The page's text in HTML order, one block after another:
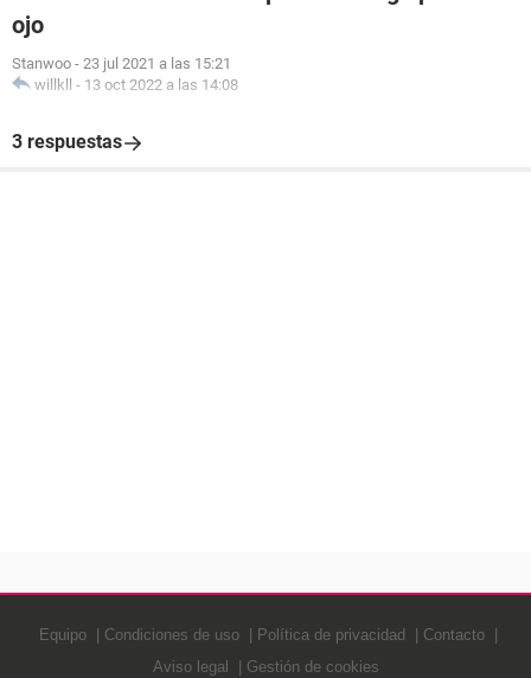
ojo
Stanwoo - 23 jul 2021 a las 15:21
willkll - 13 oct 2022 a las 14:08
3 respuestas
Equipo Condiciones de uso Política de privacidad
Contacto
Aviso legal
Gestión de cookies